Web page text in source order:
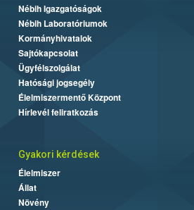
Nébih Igazgatóságok
Nébih Laboratóriumok
Kormányhivatalok
Sajtókapcsolat
Ügyfélszolgálat
Hatósági jogsegély
Élelmiszermentő Központ
Hírlevél feliratkozás
Gyakori kérdések
Élelmiszer
Állat
Növény